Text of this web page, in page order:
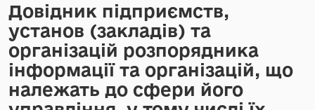
Довідник підприємств,
установ (закладів) та
організацій розпорядника
інформації та організацій, що
належать до сфери його